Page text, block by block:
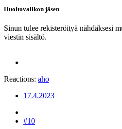
Huoltovalikon jäsen
Sinun tulee rekisteröityä nähdäksesi
viestin sisältö.
Reactions: aho
17.4.2023
#10